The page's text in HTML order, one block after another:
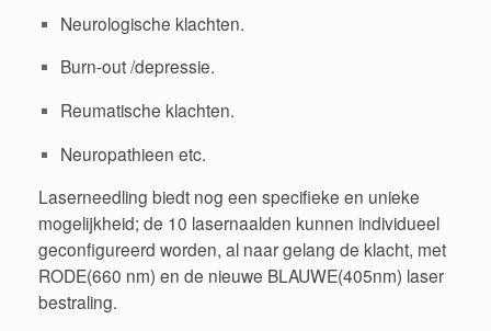
Neurologische klachten.
Burn-out /depressie.
Reumatische klachten.
Neuropathieen etc.
Laserneedling biedt nog een specifieke en unieke
mogelijkheid; de 10 lasernaalden kunnen individueel
geconfigureerd worden, al naar gelang de klacht, met
RODE(660 nm) en de nieuwe BLAUWE(405nm) laser
bestraling.